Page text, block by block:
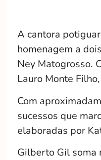
A cantora potiguar
homenagem a
Ney Matogrosso.
Lauro Monte Filho
Com
sucessos que
elaboradas por
Gilberto Gil soma